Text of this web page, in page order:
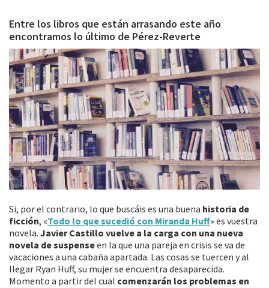
Entre los libros que están arrasando este año
encontramos lo último de Pérez-Reverte
Si, por el contrario, lo que buscáis es una buena historia de
ficción, «Todo lo que sucedió con Miranda Huff» es vuestra
novela. Javier Castillo vuelve a la carga con una nueva
novela de suspenseen la que una pareja en crisis se va de
vacaciones a una cabaña apartada. Las cosas se tuercen y al
llegar Ryan Huff, su mujer se encuentra desaparecida.
Momento a partir del cual comenzarán los problemas en